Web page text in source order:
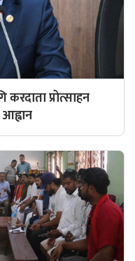
करदाता प्रोत्साहन